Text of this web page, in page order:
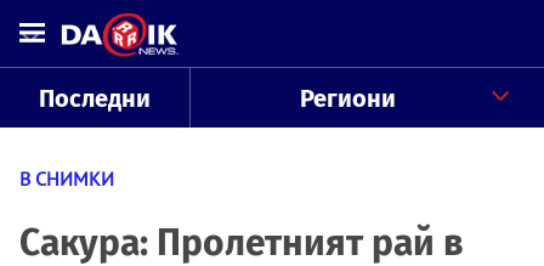
Последни Региони
В СНИМКИ
Сакура: Пролетният рай в